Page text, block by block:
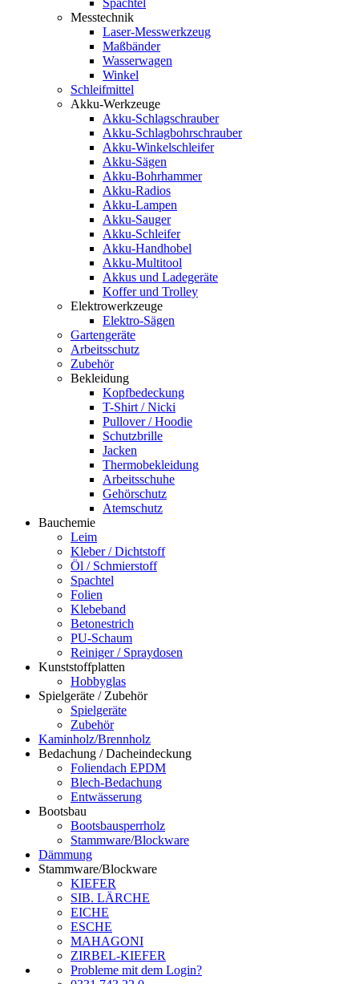
Spachtel
Messtechnik
Laser-Messwerkzeug
Maßbänder
Wasserwagen
Winkel
Schleifmittel
Akku-Werkzeuge
Akku-Schlagschrauber
Akku-Schlagbohrschrauber
Akku-Winkelschleifer
Akku-Sägen
Akku-Bohrhammer
Akku-Radios
Akku-Lampen
Akku-Sauger
Akku-Schleifer
Akku-Handhobel
Akku-Multitool
Akkus und Ladegeräte
Koffer und Trolley
Elektrowerkzeuge
Elektro-Sägen
Gartengeräte
Arbeitsschutz
Zubehör
Bekleidung
Kopfbedeckung
T-Shirt / Nicki
Pullover / Hoodie
Schutzbrille
Jacken
Thermobekleidung
Arbeitsschuhe
Gehörschutz
Atemschutz
Bauchemie
Leim
Kleber / Dichtstoff
Öl / Schmierstoff
Spachtel
Folien
Klebeband
Betonestrich
PU-Schaum
Reiniger / Spraydosen
Kunststoffplatten
Hobbyglas
Spielgeräte / Zubehör
Spielgeräte
Zubehör
Kaminholz/Brennholz
Bedachung / Dacheindeckung
Foliendach EPDM
Blech-Bedachung
Entwässerung
Bootsbau
Bootsbausperrholz
Stammware/Blockware
Dämmung
Stammware/Blockware
KIEFER
SIB. LÄRCHE
EICHE
ESCHE
MAHAGONI
ZIRBEL-KIEFER
Probleme mit dem Login?